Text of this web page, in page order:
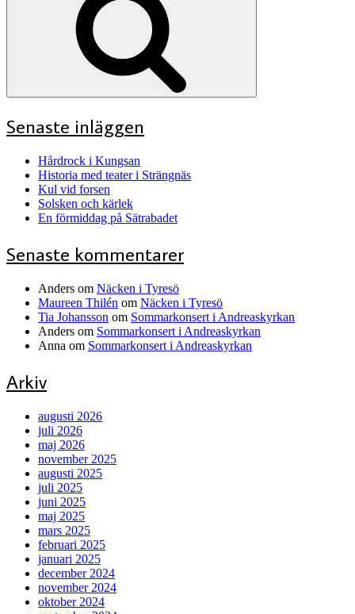
Senaste inläggen
Hårdrock i Kungsan
Historia med teater i Strängnäs
Kul vid forsen
Solsken och kärlek
En förmiddag på Sätrabadet
Senaste kommentarer
Anders om Näcken i Tyresö
Maureen Thilén om Näcken i Tyresö
Tia Johansson om Sommarkonsert i Andreaskyrkan
Anders om Sommarkonsert i Andreaskyrkan
Anna om Sommarkonsert i Andreaskyrkan
Arkiv
augusti 2026
juli 2026
maj 2026
november 2025
augusti 2025
juli 2025
juni 2025
maj 2025
mars 2025
februari 2025
januari 2025
december 2024
november 2024
oktober 2024